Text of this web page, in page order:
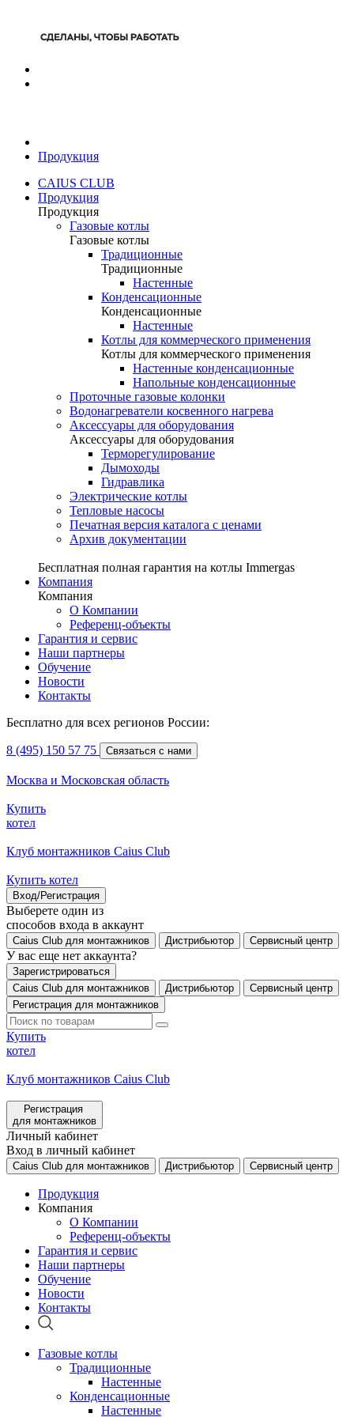
Продукция
CAIUS CLUB
Продукция
Продукция
Газовые котлы
Газовые котлы
Традиционные
Традиционные
Настенные
Конденсационные
Конденсационные
Настенные
Котлы для коммерческого применения
Котлы для коммерческого применения
Настенные конденсационные
Напольные конденсационные
Проточные газовые колонки
Водонагреватели косвенного нагрева
Аксессуары для оборудования
Аксессуары для оборудования
Терморегулирование
Дымоходы
Гидравлика
Электрические котлы
Тепловые насосы
Печатная версия каталога с ценами
Архив документации
Бесплатная полная гарантия на котлы Immergas
Компания
Компания
О Компании
Референц-объекты
Гарантия и сервис
Наши партнеры
Обучение
Новости
Контакты
Бесплатно для всех регионов России:
8 (495) 150 57 75 Связаться с нами
Москва и Московская область
Купить
котел
Клуб монтажников Caius Club
Купить котел
Вход/Регистрация
Выберете один из
способов входа в аккаунт
Caius Club для монтажников Дистрибьютор Сервисный центр
У вас еще нет аккаунта?
Зарегистрироваться
Caius Club для монтажников
Дистрибьютор
Сервисный центр
Регистрация для монтажников
Купить
котел
Клуб монтажников Caius Club
Регистрация
для монтажников
Личный кабинет
Вход в личный кабинет
Caius Club для монтажников Дистрибьютор Сервисный центр
Продукция
Компания
О Компании
Референц-объекты
Гарантия и сервис
Наши партнеры
Обучение
Новости
Контакты
Газовые котлы
Традиционные
Настенные
Конденсационные
Настенные